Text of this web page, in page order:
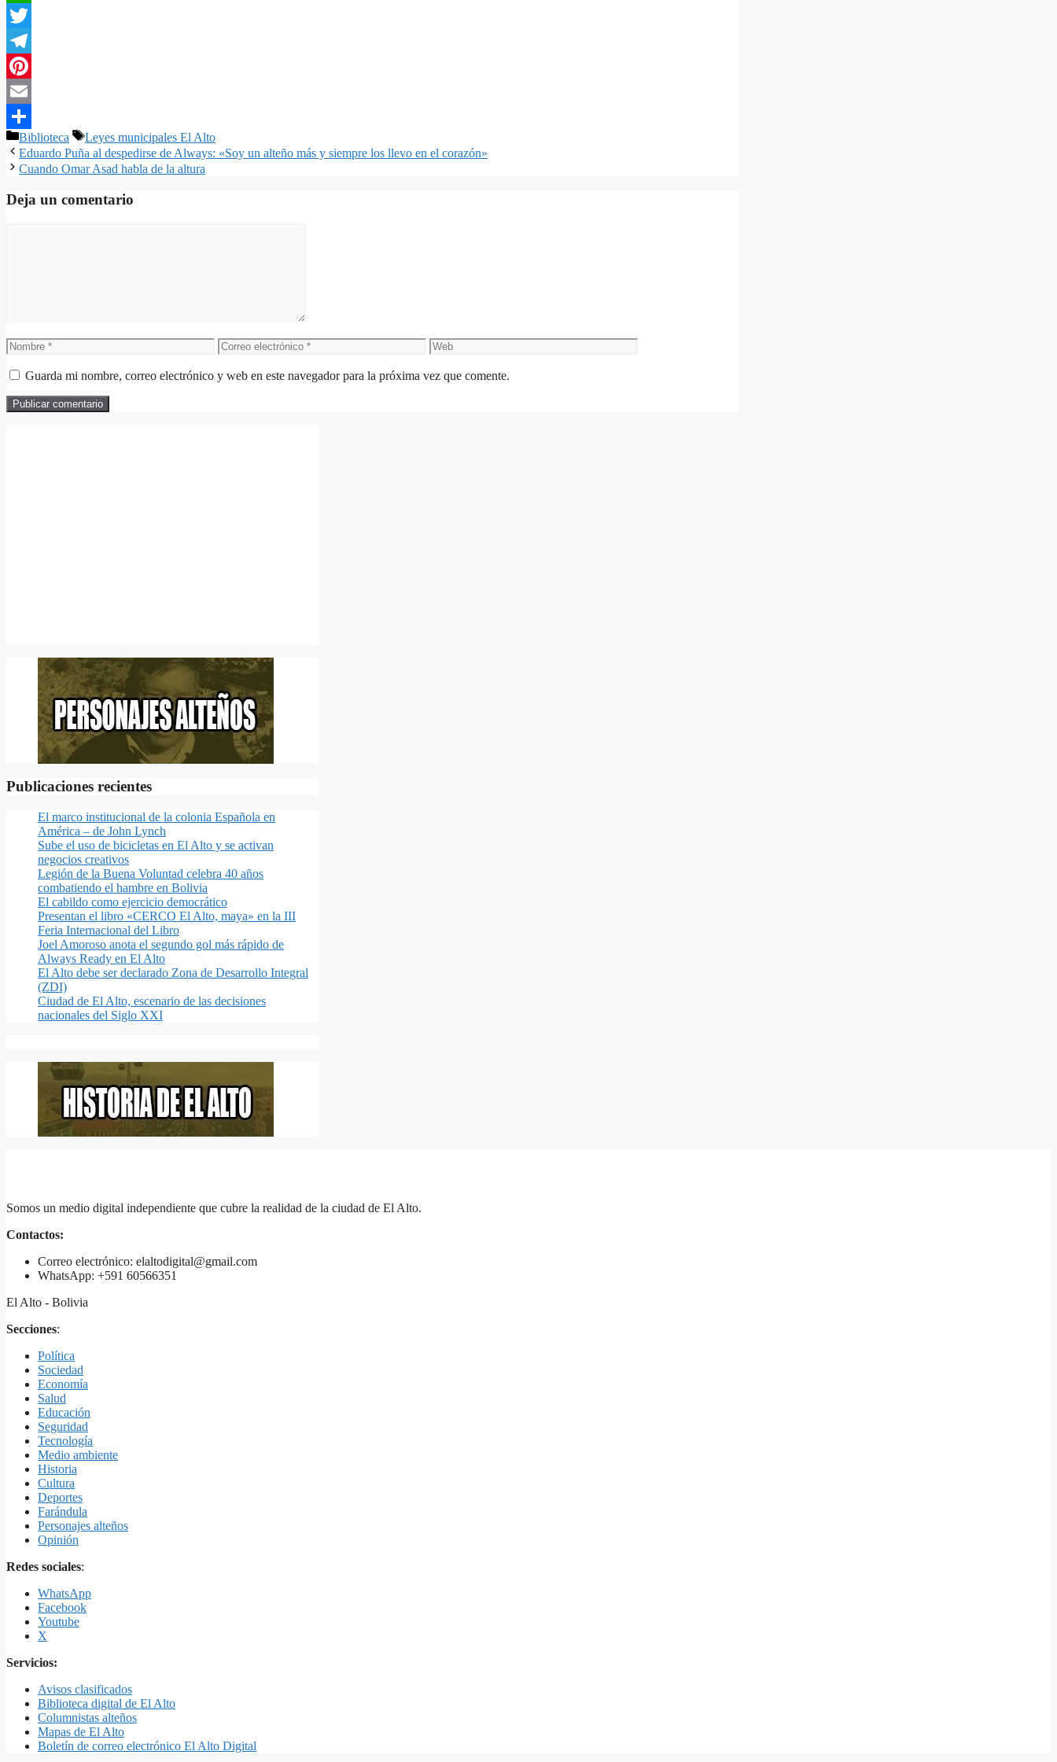
WhatsApp
Twitter
Telegram
Pinterest
Email
Compartir
Categorías
Biblioteca Etiquetas
Leyes municipales El Alto
Eduardo Puña al despedirse de Always: «Soy un alteño más y siempre los llevo en el corazón»
Cuando Omar Asad habla de la altura
Deja un comentario
Nombre
Correo
electrónico
Web
Guarda mi nombre, correo electrónico y web en este navegador para la próxima vez que comente.
Publicaciones recientes
El marco institucional de la colonia Española en
América – de John Lynch
Sube el uso de bicicletas en El Alto y se activan
negocios creativos
Legión de la Buena Voluntad celebra 40 años
combatiendo el hambre en Bolivia
El cabildo como ejercicio democrático
Presentan el libro «CERCO El Alto, maya» en la III
Feria Internacional del Libro
Joel Amoroso anota el segundo gol más rápido de
Always Ready en El Alto
El Alto debe ser declarado Zona de Desarrollo Integral
(ZDI)
Ciudad de El Alto, escenario de las decisiones
nacionales del Siglo XXI
Somos un medio digital independiente que cubre la realidad de la ciudad de El Alto.
Contactos:
Correo electrónico: elaltodigital@gmail.com
WhatsApp: +591 60566351
El Alto - Bolivia
Secciones:
Política
Sociedad
Economía
Salud
Educación
Seguridad
Tecnología
Medio ambiente
Historia
Cultura
Deportes
Farándula
Personajes alteños
Opinión
Redes sociales:
WhatsApp
Facebook
Youtube
X
Servicios:
Avisos clasificados
Biblioteca digital de El Alto
Columnistas alteños
Mapas de El Alto
Boletín de correo electrónico El Alto Digital